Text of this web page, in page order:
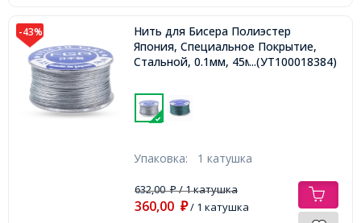
-43%
Нить для Бисера Полиэстер
Япония, Специальное Покрытие,
Стальной, 0.1мм, 45м/катушка,
...(УТ100018384)
Упаковка: 1 катушка
632,00₽/ 1 катушка
360,00 ₽/ 1 катушка